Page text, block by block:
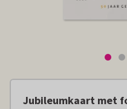
Jubileumkaart met